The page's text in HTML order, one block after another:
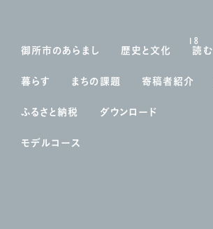
御所市のあらまし 歴史と文化 読む
18
暮らす まちの課題 寄稿者紹介
ふるさと納税 ダウンロード
モデルコース